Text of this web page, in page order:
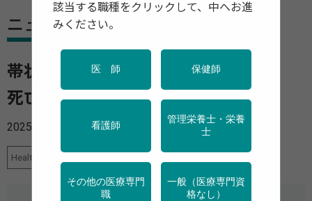
ニュース
帯状疱疹ワクチンは心臓病、認知症、
死亡リスクの低減にも有効
2025年11月17日
HealthDay News
該当する職種をクリックして、中へお進
みください。
医 師 保健師
看護師
管理栄養士・栄養
士
その他の医療専門
職
一般（医療専門資
格なし）